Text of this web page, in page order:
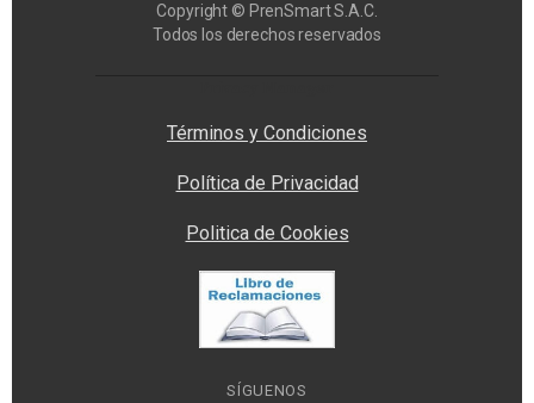
Copyright © PrenSmart S.A.C.
Todos los derechos reservados
Términos y Condiciones
Política de Privacidad
Politica de Cookies
SÍGUENOS